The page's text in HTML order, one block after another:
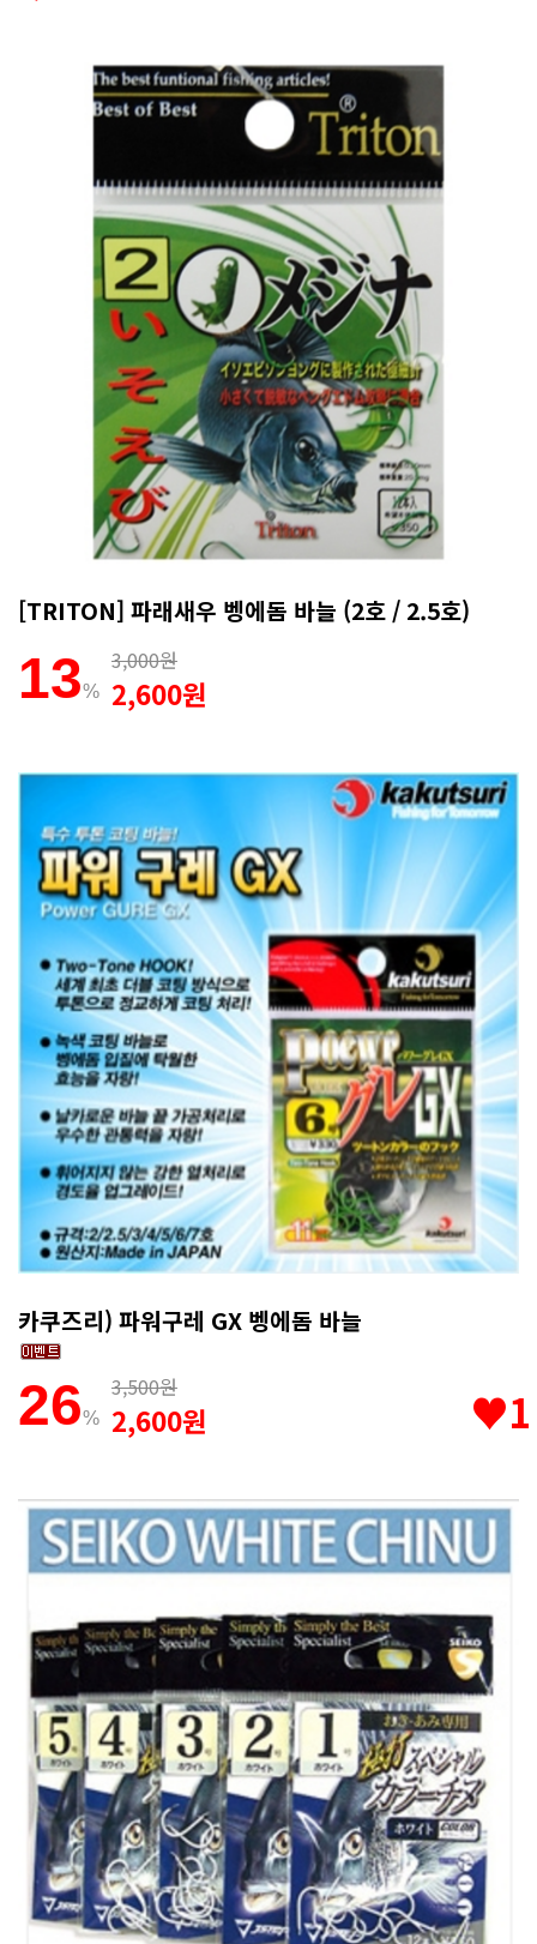
[TRITON] 파래새우 벵에돔 바늘 (2호 / 2.5호)
13%
3,000원
2,600원
카쿠즈리) 파워구레 GX 벵에돔 바늘
26%
3,500원
2,600원 ♥1